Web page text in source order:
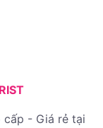
- Giá rẻ tại